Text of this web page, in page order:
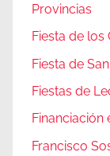
Provincias
Fiesta de
Fiesta de
Fiestas de
Financiación
Francisco